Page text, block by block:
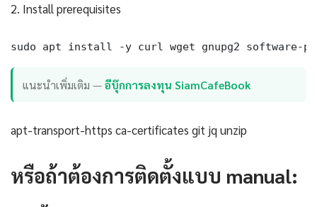
2. Install prerequisites
sudo apt install -y curl wget gnupg2 software-
แนะนำเพิ่มเติม —อีบุ๊กการลงทุน SiamCafeBook
apt-transport-https ca-certificates git jq unzip
หรือถ้าต้องการติดตั้งแบบ manual: